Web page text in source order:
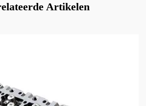
Artikelen